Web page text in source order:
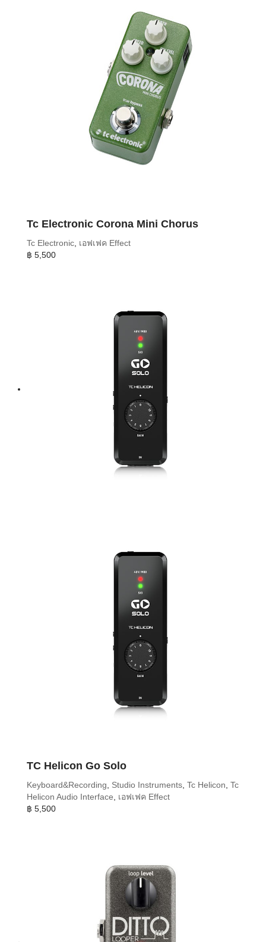
pitch-sensitive effects. This means that the mic rejects what you
don’t need in the signal – focusing solely on the power of your
No Batteries Required
Unlike voltage-hungry wireless mics, or other types of remote
audio gear, you’ll never have to worry about, change, or throw
away a battery ever again. All this FX capability is achieved with
a standard mic cable; the microphone itself is powered simply by
the trickle of phantom power sent from your TC Helicon
Designed to endure a life on the road, the MP-85 has a special
than the world’s most popular mics. This means that its grill is
If you’ve ever travelled to sing, you’ll be relieved that the
included Mic clip comes with both US and EU type threads –
without need for a pesky adapter. Most carrying cases with mics
are made to include a clip with the mic – but who takes their clip
off the mic stand? Our case is designed to keep your mic shock-
protected in a case that hugs your mic perfectly.
Tc Electronic Corona Mini Chorus
Tc Electronic, เอฟเฟค Effect
฿ 5,500
TC Helicon Go Solo
Keyboard&Recording, Studio Instruments, Tc Helicon, Tc
Helicon Audio Interface, เอฟเฟค Effect
฿ 5,500